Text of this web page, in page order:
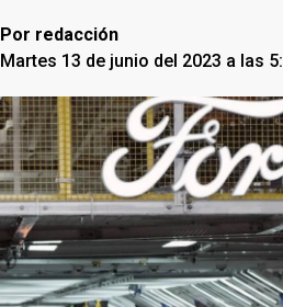
Por redacción
Martes 13 de junio del 2023 a las